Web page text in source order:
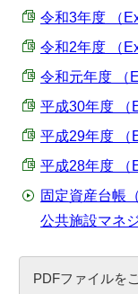
令和3年度 （
令和2年度 （
令和元年度 （
平成30年度 （
平成29年度 （
平成28年度 （
固定資産台帳
公共施設マネ
PDFファイルを